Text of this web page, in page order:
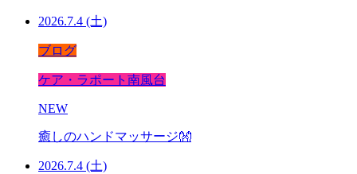
2026.7.4 (土)
ブログ
ケア・ラポート南風台
NEW
癒しのハンドマッサージ👐
2026.7.4 (土)